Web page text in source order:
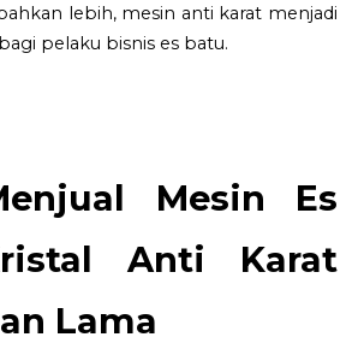
lebih, mesin anti karat menjadi
pelaku bisnis es batu.
Mesin Es
Anti Karat
Lama